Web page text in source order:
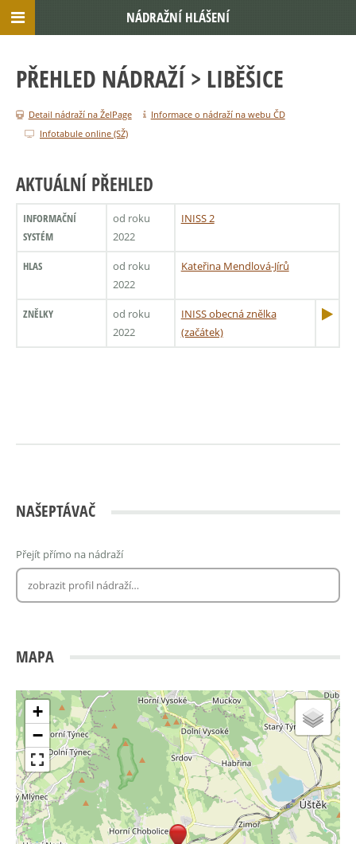
PŘEHLED NÁDRAŽÍ > LIBĚŠICE
Detail nádraží na ŽelPage
Informace o nádraží na webu ČD
Infotabule online (SŽ)
AKTUÁLNÍ PŘEHLED
INFORMAČNÍ
SYSTÉM
od roku
2022
INISS 2
HLAS
od roku
2022
Kateřina Mendlová-Jírů
ZNĚLKY
od roku
2022
INISS obecná znělka
(začátek)
NAŠEPTÁVAČ
Přejít přímo na nádraží
MAPA
+
−
NÁDRAŽNÍ HLÁŠENÍ